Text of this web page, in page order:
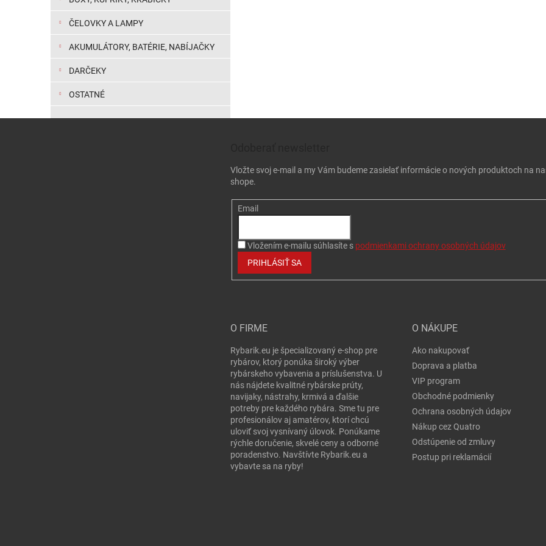
ČELOVKY A LAMPY
AKUMULÁTORY, BATÉRIE, NABÍJAČKY
DARČEKY
OSTATNÉ
Vložte svoj e-mail a my Vám budeme zasielať informácie o nových produktoch na
shope.
Email
Vložením e-mailu súhlasíte s podmienkami ochrany osobných údajov
PRIHLÁSIŤ SA
O FIRME
Rybarik.eu je špecializovaný e-shop pre
rybárov, ktorý ponúka široký výber
rybárskeho vybavenia a príslušenstva. U
nás nájdete kvalitné rybárske prúty,
navijaky, nástrahy, krmivá a ďalšie
potreby pre každého rybára. Sme tu pre
profesionálov aj amatérov, ktorí chcú
uloviť svoj vysnívaný úlovok. Ponúkame
rýchle doručenie, skvelé ceny a odborné
poradenstvo. Navštívte Rybarik.eu a
vybavte sa na ryby!
O NÁKUPE
Ako nakupovať
Doprava a platba
VIP program
Obchodné podmienky
Ochrana osobných údajov
Nákup cez Quatro
Odstúpenie od zmluvy
Postup pri reklamácií